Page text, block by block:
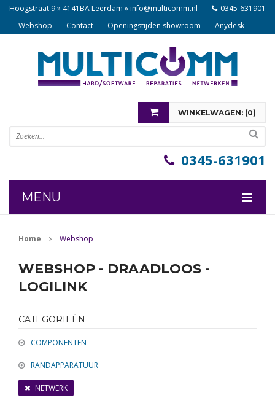
Hoogstraat 9 » 4141BA Leerdam »info@multicomm.nl
0345-631901
Webshop
Contact Openingstijden showroom Anydesk
WINKELWAGEN: (0)
U heeft nog geen items in uw winkelwagen
0345-631901
MENU
Home Webshop
WEBSHOP - DRAADLOOS -
LOGILINK
CATEGORIEËN
COMPONENTEN
RANDAPPARATUUR
NETWERK